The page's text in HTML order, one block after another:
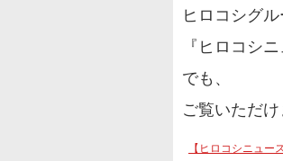
ヒロコシグ
『ヒロコシ
でも、
ご覧いただ
【ヒロコシニュー